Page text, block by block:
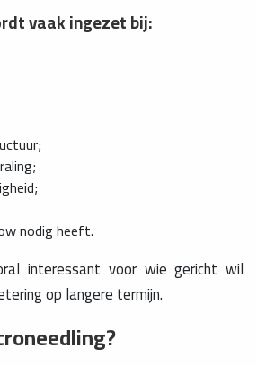
vaak ingezet bij:
nodig heeft.
interessant voor wie gericht wil
op langere termijn.